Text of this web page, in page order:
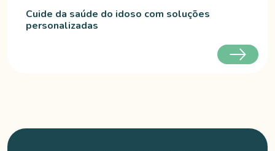
Cuide da saúde do idoso com soluções
personalizadas